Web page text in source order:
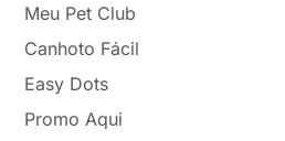
Meu Pet Club
Canhoto Fácil
Easy Dots
Promo Aqui